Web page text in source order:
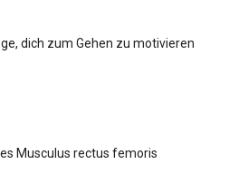
dich zum Gehen zu motivieren
Musculus rectus femoris